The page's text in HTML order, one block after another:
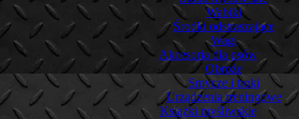
Wabiki
Środki odstraszające
Wagi
Akcesoria dla psów
Obroże
Smycze i troki
Urządzenia treningowe
Książki myśliwskie